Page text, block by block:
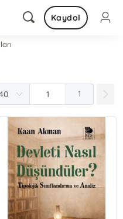
Kaydol
1